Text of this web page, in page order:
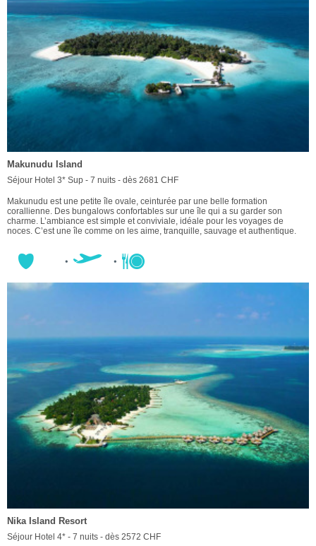
Makunudu Island
Séjour Hotel 3* Sup - 7 nuits - dès 2681 CHF
Makunudu est une petite île ovale, ceinturée par une belle formation
corallienne. Des bungalows confortables sur une île qui a su garder son
charme. L’ambiance est simple et conviviale, idéale pour les voyages de
noces. C’est une île comme on les aime, tranquille, sauvage et authentique.
Nika Island Resort
Séjour Hotel 4* - 7 nuits - dès 2572 CHF